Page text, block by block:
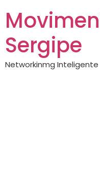
Sergipe
Networkinmg Inteligente